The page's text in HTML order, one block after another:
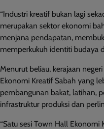
“Industri kreatif bukan lagi
merupakan sektor ekonomi
menjana pendapatan,
memperkukuh identiti budaya
Menurut beliau, kerajaan
Ekonomi Kreatif Sabah yang
pembangunan bakat, latihan,
infrastruktur produksi dan
“Satu sesi Town Hall Ekonomi